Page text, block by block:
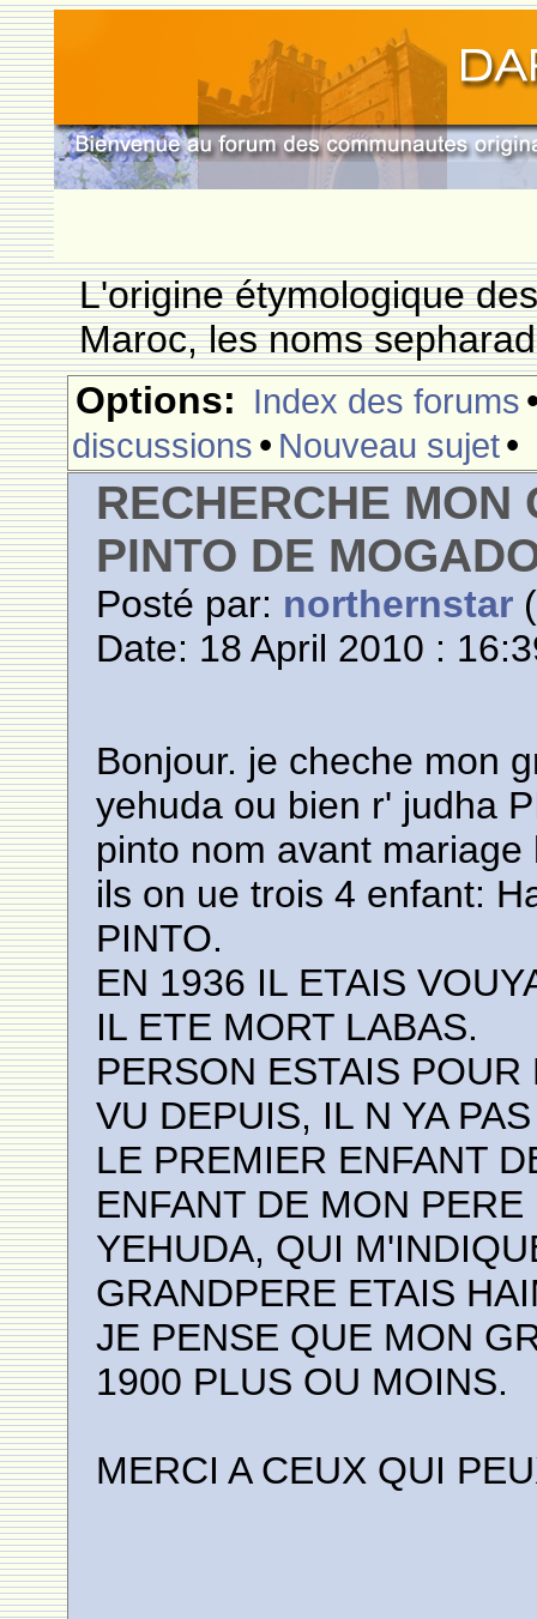
L'origine étymologique
Maroc, les noms
Options: Index des forums
discussions • Nouveau sujet•
RECHERCHE MON
PINTO DE
Posté par: northernstar
Date: 18 April 2010 :
Bonjour. je cheche mon
yehuda ou bien r' judha
pinto nom avant mariage
ils on ue trois 4 enfant:
PINTO.
EN 1936 IL ETAIS
IL ETE MORT LABAS.
PERSON ESTAIS
VU DEPUIS, IL N YA
LE PREMIER ENFANT
ENFANT DE MON
YEHUDA, QUI
GRANDPERE ETAIS
JE PENSE QUE MON
1900 PLUS OU MOINS.
MERCI A CEUX QUI